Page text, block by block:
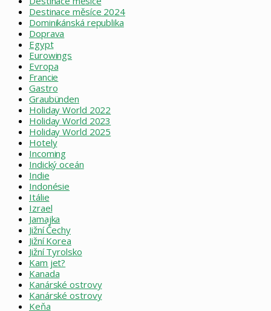
Destinace měsíce 2024
Dominikánská republika
Doprava
Egypt
Eurowings
Evropa
Francie
Gastro
Graubünden
Holiday World 2022
Holiday World 2023
Holiday World 2025
Hotely
Incoming
Indický oceán
Indie
Indonésie
Itálie
Izrael
Jamajka
Jižní Čechy
Jižní Korea
Jižní Tyrolsko
Kam jet?
Kanada
Kanárské ostrovy
Kanárské ostrovy
Keňa